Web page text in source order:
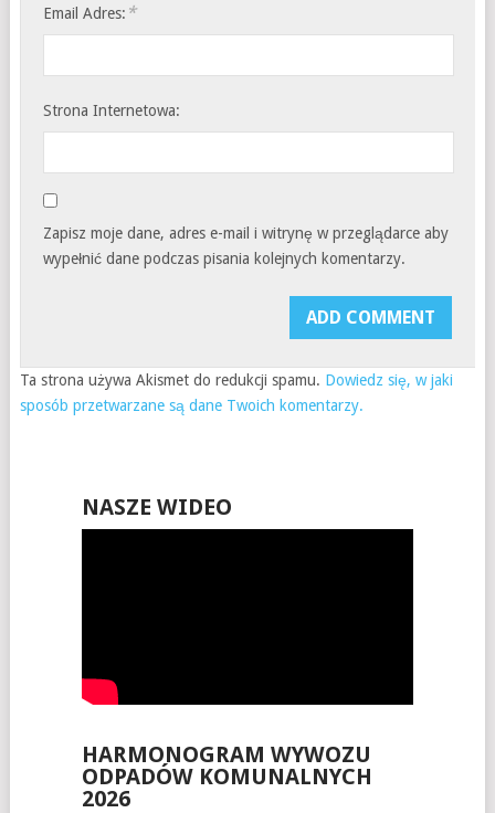
Email Adres: *
Strona Internetowa:
Zapisz moje dane, adres e-mail i witrynę w przeglądarce aby
wypełnić dane podczas pisania kolejnych komentarzy.
Ta strona używa Akismet do redukcji spamu. Dowiedz się, w jaki
sposób przetwarzane są dane Twoich komentarzy.
NASZE WIDEO
HARMONOGRAM WYWOZU
ODPADÓW KOMUNALNYCH
2026